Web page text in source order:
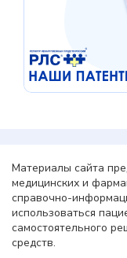
Материалы сайта
медицинских и
справочно-
использоваться
самостоятельного
средств.